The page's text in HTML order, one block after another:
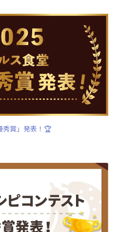
秀賞」発表！🏆